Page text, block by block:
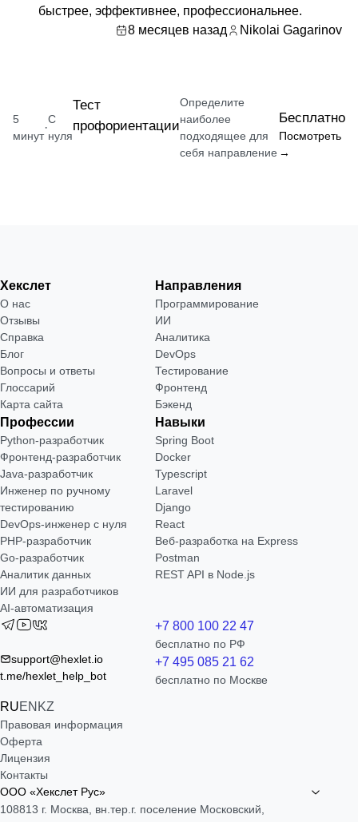
быстрее, эффективнее, профессиональнее.
8 месяцев назад
Nikolai Gagarinov
5
минут
·
С
нуля
Тест
профориентации
Определите
наиболее
подходящее для
себя направление
Бесплатно
Посмотреть
→
Хекслет
О нас
Отзывы
Справка
Блог
Вопросы и ответы
Глоссарий
Карта сайта
Направления
Программирование
ИИ
Аналитика
DevOps
Тестирование
Фронтенд
Бэкенд
Профессии
Python-разработчик
Фронтенд-разработчик
Java-разработчик
Инженер по ручному
тестированию
DevOps-инженер с нуля
РНР-разработчик
Go-разработчик
Аналитик данных
ИИ для разработчиков
AI-автоматизация
Навыки
Spring Boot
Docker
Typescript
Laravel
Django
React
Веб-разработка на Express
Postman
REST API в Node.js
support@hexlet.io
t.me/hexlet_help_bot
RUEN KZ
+7 800 100 22 47
бесплатно по РФ
+7 495 085 21 62
бесплатно по Москве
Правовая информация
Оферта
Лицензия
Контакты
ООО «Хекслет Рус»
108813 г. Москва, вн.тер.г. поселение Московский,